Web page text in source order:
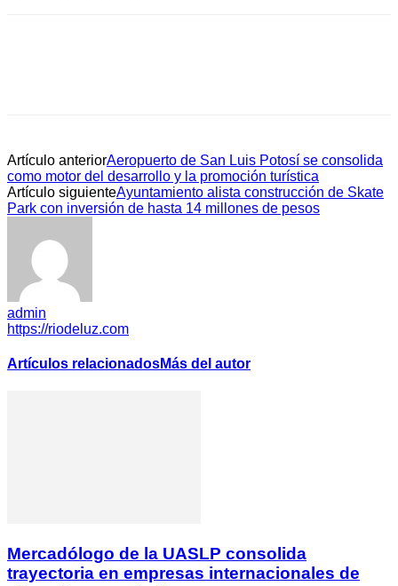
Artículo anteriorAeropuerto de San Luis Potosí se consolida
como motor del desarrollo y la promoción turística
Artículo siguienteAyuntamiento alista construcción de Skate
Park con inversión de hasta 14 millones de pesos
admin
https://riodeluz.com
Artículos relacionadosMás del autor
Mercadólogo de la UASLP consolida
trayectoria en empresas internacionales de